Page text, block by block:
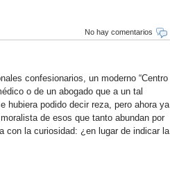
No hay comentarios
confesionarios, un moderno “Centro
o de un abogado que a un tal
hubiera podido decir reza, pero ahora ya
de esos que tanto abundan por
con la curiosidad: ¿en lugar de indicar la